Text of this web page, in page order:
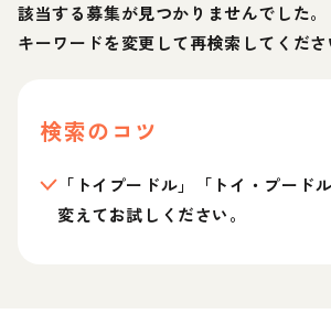
該当する募集が見つかりませんでした。
キーワードを変更して再検索してくださ
検索のコツ
「トイプードル」「トイ・プード
変えてお試しください。